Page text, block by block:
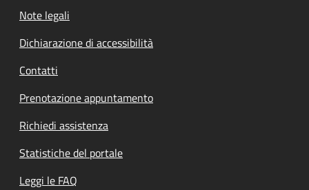
Note legali
Dichiarazione di accessibilità
Contatti
Prenotazione appuntamento
Richiedi assistenza
Statistiche del portale
Leggi le FAQ